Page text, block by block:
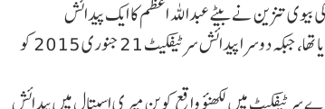
تنزین نے بیٹے عبداللہ اعظم کا ایک پیدائش
سرٹیفکیٹ 28 جون 2012 کو رامپور کے نگر پالیکا کونسل سے بنوایا تھا، جبکہ دوسرا پیدائش سرٹیفکیٹ 21 جنوری 2015 کو
سرٹیفکیٹ میں لکھنؤ واقع کوین میری اسپتال میں پیدائش